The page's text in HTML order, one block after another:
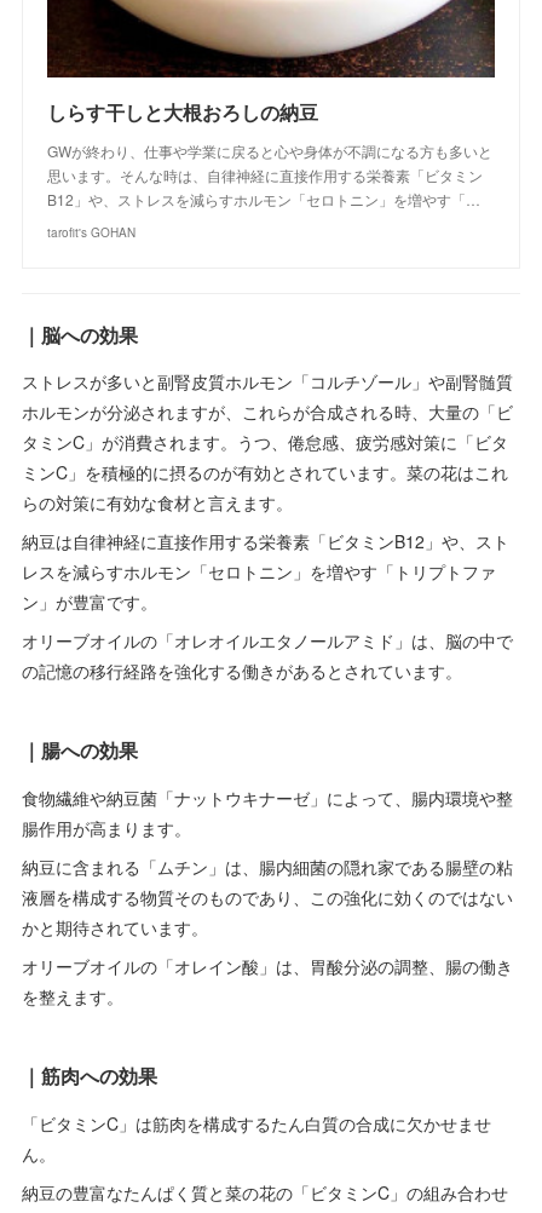
しらす干しと大根おろしの納豆
GWが終わり、仕事や学業に戻ると心や身体が不調になる方も多いと
思います。そんな時は、自律神経に直接作用する栄養素「ビタミン
B12」や、ストレスを減らすホルモン「セロトニン」を増やす「…
tarofit's GOHAN
｜脳への効果
ストレスが多いと副腎皮質ホルモン「コルチゾール」や副腎髄質
ホルモンが分泌されますが、これらが合成される時、大量の「ビ
タミンC」が消費されます。うつ、倦怠感、疲労感対策に「ビタ
ミンC」を積極的に摂るのが有効とされています。菜の花はこれ
らの対策に有効な食材と言えます。
納豆は自律神経に直接作用する栄養素「ビタミンB12」や、スト
レスを減らすホルモン「セロトニン」を増やす「トリプトファ
ン」が豊富です。
オリーブオイルの「オレオイルエタノールアミド」は、脳の中で
の記憶の移行経路を強化する働きがあるとされています。
｜腸への効果
食物繊維や納豆菌「ナットウキナーゼ」によって、腸内環境や整
腸作用が高まります。
納豆に含まれる「ムチン」は、腸内細菌の隠れ家である腸壁の粘
液層を構成する物質そのものであり、この強化に効くのではない
かと期待されています。
オリーブオイルの「オレイン酸」は、胃酸分泌の調整、腸の働き
を整えます。
｜筋肉への効果
「ビタミンC」は筋肉を構成するたん白質の合成に欠かせませ
ん。
納豆の豊富なたんぱく質と菜の花の「ビタミンC」の組み合わせ